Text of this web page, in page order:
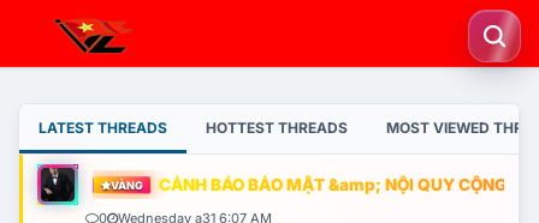
LATEST THREADS HOTTEST THREADS MOST VIEWED
VÀNG CẢNH BÁO BẢO MẬT &amp; NỘI QUY CỘNG
0 Wednesday a31 6:07 AM